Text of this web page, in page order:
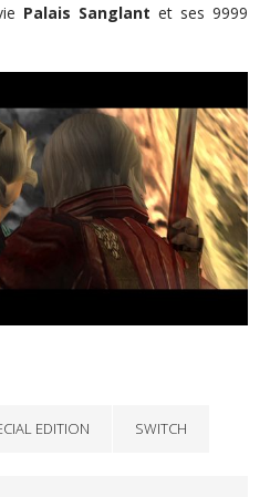
Palais Sanglant et ses 9999
EDITION SWITCH